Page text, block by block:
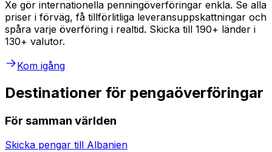
Xe gör internationella penningöverföringar enkla. Se alla
priser i förväg, få tillförlitliga leveransuppskattningar och
spåra varje överföring i realtid. Skicka till 190+ länder i
130+ valutor.
Kom igång
Destinationer för pengaöverföringar
För samman världen
Skicka pengar till Albanien